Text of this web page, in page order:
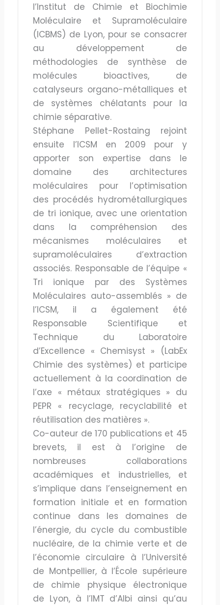
l’Institut de Chimie et Biochimie
Moléculaire et Supramoléculaire
(ICBMS) de Lyon, pour se consacrer
au développement de
méthodologies de synthèse de
molécules bioactives, de
catalyseurs organo-métalliques et
de systèmes chélatants pour la
chimie séparative.
Stéphane Pellet-Rostaing rejoint
ensuite l’ICSM en 2009 pour y
apporter son expertise dans le
domaine des architectures
moléculaires pour l’optimisation
des procédés hydrométallurgiques
de tri ionique, avec une orientation
dans la compréhension des
mécanismes moléculaires et
supramoléculaires d’extraction
associés. Responsable de l’équipe «
Tri ionique par des Systèmes
Moléculaires auto-assemblés » de
l’ICSM, il a également été
Responsable Scientifique et
Technique du Laboratoire
d’Excellence « Chemisyst » (LabEx
Chimie des systèmes) et participe
actuellement à la coordination de
l’axe « métaux stratégiques » du
PEPR « recyclage, recyclabilité et
réutilisation des matières ».
Co-auteur de 170 publications et 45
brevets, il est à l’origine de
nombreuses collaborations
académiques et industrielles, et
s’implique dans l’enseignement en
formation initiale et en formation
continue dans les domaines de
l’énergie, du cycle du combustible
nucléaire, de la chimie verte et de
l’économie circulaire à l’Université
de Montpellier, à l’École supérieure
de chimie physique électronique
de Lyon, à l’IMT d’Albi ainsi qu’au